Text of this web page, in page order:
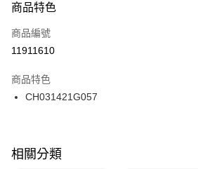
３．安心：先確認商品／服務後，再付款。
【「AFTEE先享後付」結帳流程】
１．於結帳方式選擇「AFTEE先享後付」後，將
２．訂單成立數日內，您將收到繳費通知簡訊。
３．收到繳費通知簡訊後14天內，點擊此簡訊中
ATM／網路銀行／等多元方式進行付款，方視為
※ 交易是否成功請以「AFTEE先享後付 」之結
是否繳費成功／繳費後需取消欲退款等相關疑問
每筆NT$100，滿NT$1,500(含以上)免運費
宅配
每筆NT$100，滿NT$1,500(含以上)免運費
付款後門市自取
每筆NT$100，滿NT$1,500(含以上)免運費
商品特色
商品編號
11911610
商品特色
CH031421G057
相關分類